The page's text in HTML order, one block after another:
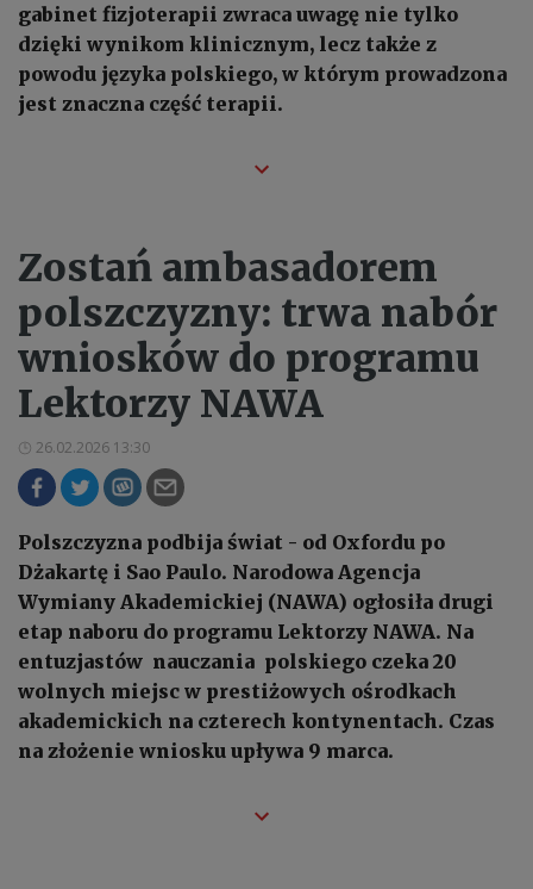
gabinet fizjoterapii zwraca uwagę nie tylko
dzięki wynikom klinicznym, lecz także z
powodu języka polskiego, w którym prowadzona
jest znaczna część terapii.
Zostań ambasadorem
polszczyzny: trwa nabór
wniosków do programu
Lektorzy NAWA
26.02.2026 13:30
Polszczyzna podbija świat - od Oxfordu po
Dżakartę i Sao Paulo. Narodowa Agencja
Wymiany Akademickiej (NAWA) ogłosiła drugi
etap naboru do programu Lektorzy NAWA. Na
entuzjastów nauczania polskiego czeka 20
wolnych miejsc w prestiżowych ośrodkach
akademickich na czterech kontynentach. Czas
na złożenie wniosku upływa 9 marca.